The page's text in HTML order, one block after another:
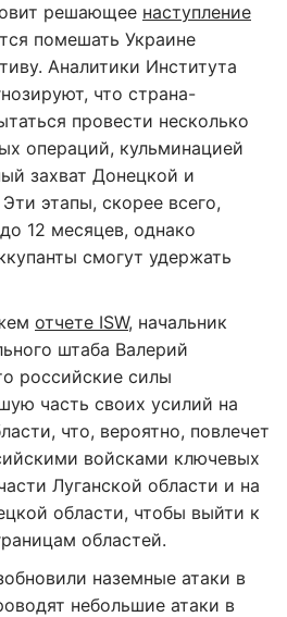
решающее наступление
помешать Украине
Аналитики Института
что страна-
провести несколько
операций, кульминацией
захват Донецкой и
этапы, скорее всего,
12 месяцев, однако
смогут удержать
отчете ISW, начальник
штаба Валерий
российские силы
часть своих усилий на
что, вероятно, повлечет
войсками ключевых
Луганской области и на
области, чтобы выйти к
областей.
наземные атаки в
небольшие атаки в